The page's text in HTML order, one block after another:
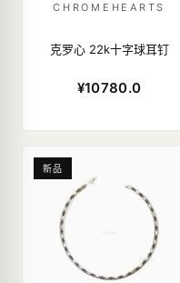
CHROMEHEARTS
克罗心 22k十字球耳钉
¥10780.0
新品